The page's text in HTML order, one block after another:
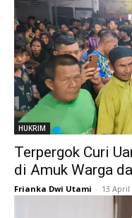
HUKRIM
Terpergok Curi
di Amuk Warga
Frianka Dwi Utami - 13 April